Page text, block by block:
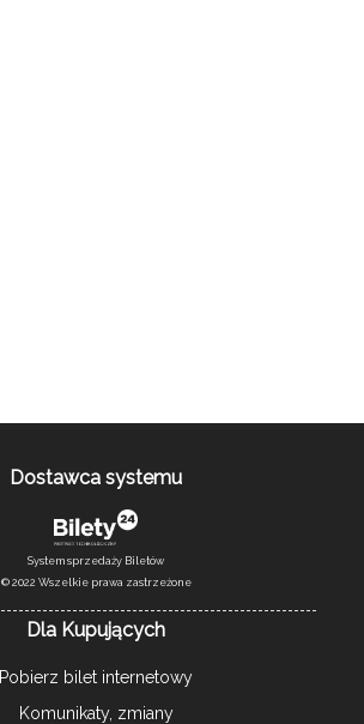
Dostawca systemu
System sprzedaży Biletów
© 2022 Wszelkie prawa zastrzeżone
Dla Kupujących
Pobierz bilet internetowy
Komunikaty, zmiany